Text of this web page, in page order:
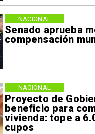
Senado aprueba
compensación
NACIONAL
Proyecto de
beneficio para
vivienda: tope a
cupos
NACIONAL